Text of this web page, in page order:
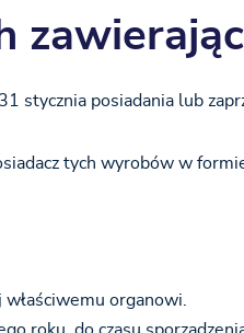
stycznia posiadania lub
tych wyrobów w
właściwemu organowi.